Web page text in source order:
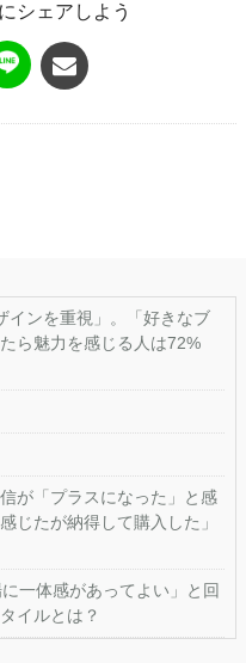
シェアしよう
インを重視」。「好きなブ
ら魅力を感じる人は72%
が「プラスになった」と感
じたが納得して購入した」
一体感があってよい」と回
イルとは？